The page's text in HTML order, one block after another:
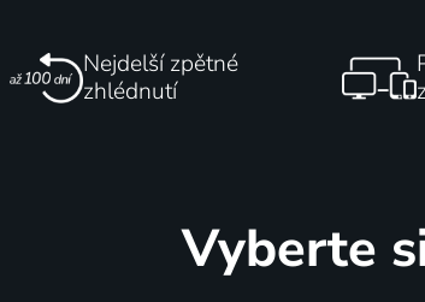
Nejdelší zpětné
zhlédnutí
Vyberte